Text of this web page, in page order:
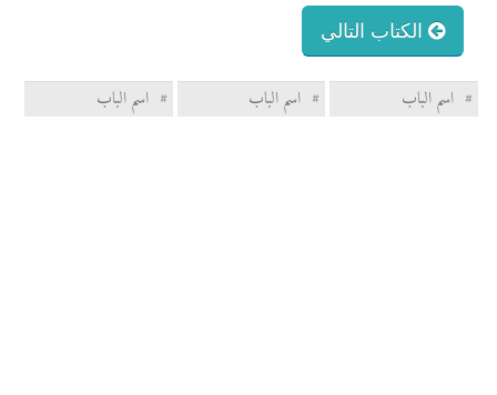
الكتاب التالي
# اسم الباب # اسم الباب # اسم الباب